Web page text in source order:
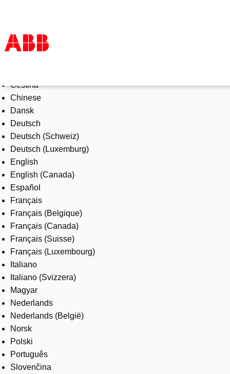
Products & Solutions
Industries
Services
About us
Where to buy
Contact us
Careers
Čeština
Chinese
Dansk
Deutsch
Deutsch (Schweiz)
Deutsch (Luxemburg)
English
English (Canada)
Español
Français
Français (Belgique)
Français (Canada)
Français (Suisse)
Français (Luxembourg)
Italiano
Italiano (Svizzera)
Magyar
Nederlands
Nederlands (België)
Norsk
Polski
Português
Slovenčina